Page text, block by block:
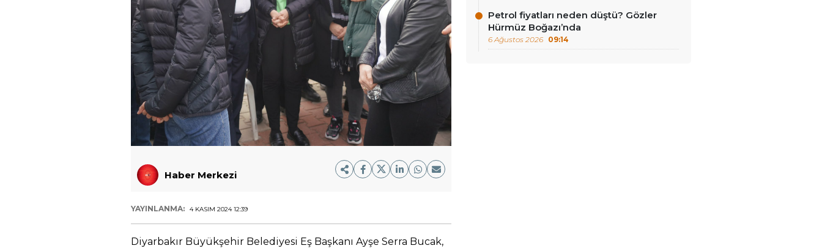
Haber Merkezi
YAYINLANMA: 4 KASIM 2024 12:39
Diyarbakır Büyükşehir Belediyesi Eş Başkanı Ayşe Serra Bucak,
Petrol fiyatları neden düştü? Gözler
Hürmüz Boğazı’nda
6 Ağustos 2026 09:14